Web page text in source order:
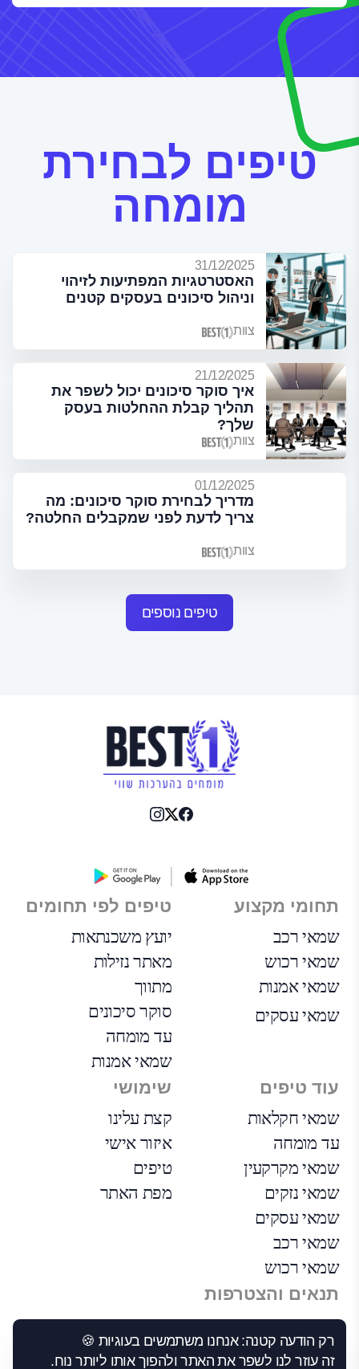
טיפים לבחירת
מומחה
31/12/2025
האסטרטגיות המפתיעות לזיהוי
וניהול סיכונים בעסקים קטנים
צוות
21/12/2025
איך סוקר סיכונים יכול לשפר את
תהליך קבלת ההחלטות בעסק
שלך?
צוות
01/12/2025
מדריך לבחירת סוקר סיכונים: מה
צריך לדעת לפני שמקבלים החלטה?
צוות
טיפים נוספים
רק הודעה קטנה: אנחנו משתמשים בעוגיות 🍪
זה עוזר לנו לשפר את האתר ולהפוך אותו ליותר נוח.
תחומי מקצוע
שמאי רכב
שמאי רכוש
שמאי אמנות
שמאי עסקים
טיפים לפי תחומים
יועץ משכנתאות
מאתר נזילות
מתווך
סוקר סיכונים
עד מומחה
שמאי אמנות
עוד טיפים
שמאי חקלאות
עד מומחה
שמאי מקרקעין
שמאי נזקים
שמאי עסקים
שמאי רכב
שמאי רכוש
שימושי
קצת עלינו
איזור אישי
טיפים
מפת האתר
תנאים והצטרפות
הצטרפות
הבקרה שלנו